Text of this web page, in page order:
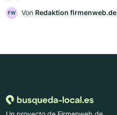
FW Von Redaktion firmenweb.de